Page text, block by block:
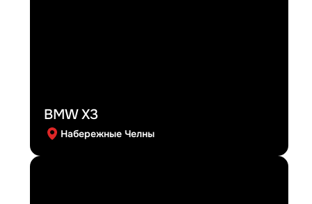
BMW X3
Набережные Челны